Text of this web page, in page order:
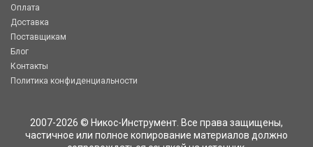
Оплата
Доставка
Поставщикам
Блог
Контакты
Политика конфиденциальности
2007-2026 © Никос-Инструмент. Все права защищены,
частичное или полное копирование материалов должно